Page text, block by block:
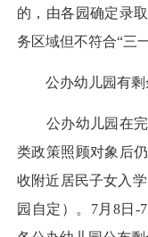
的，由各园确定录
务区域但不符合“三
公办幼儿园有剩
公办幼儿园在完
类政策照顾对象后
收附近居民子女入
园自定）。7月8日-